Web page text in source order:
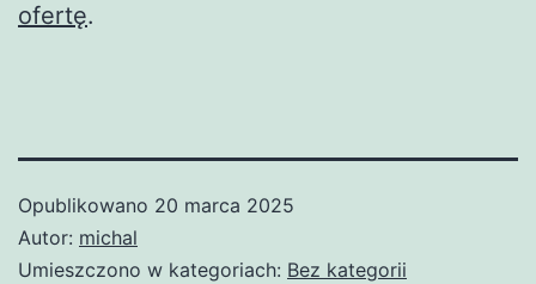
ofertę.
Opublikowano 20 marca 2025
Autor: michal
Umieszczono w kategoriach: Bez kategorii